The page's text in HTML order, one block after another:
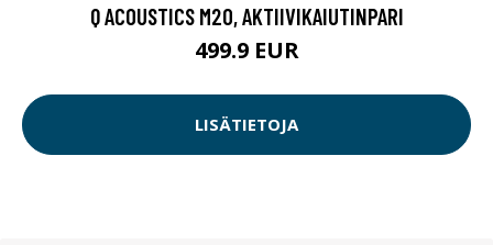
Q ACOUSTICS M20, AKTIIVIKAIUTINPARI
499.9 EUR
LISÄTIETOJA